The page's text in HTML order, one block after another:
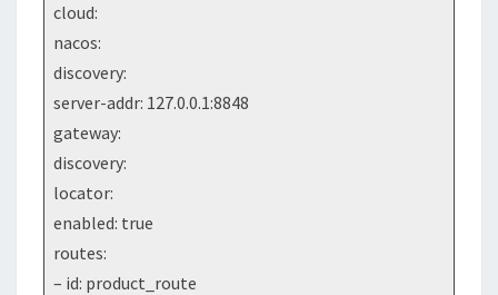
cloud:
nacos:
discovery:
server-addr: 127.0.0.1:8848
gateway:
discovery:
locator:
enabled: true
routes:
– id: product_route